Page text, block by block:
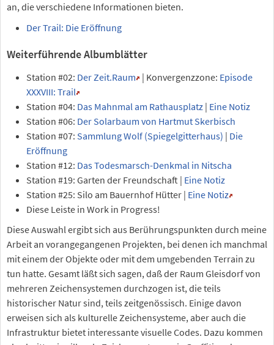
an, die verschiedene Informationen bieten.
Der Trail: Die Eröffnung
Weiterführende Albumblätter
Station #02: Der Zeit.Raum | Konvergenzzone: Episode
XXXVIII: Trail
Station #04: Das Mahnmal am Rathausplatz | Eine Notiz
Station #06: Der Solarbaum von Hartmut Skerbisch
Station #07: Sammlung Wolf (Spiegelgitterhaus) | Die
Eröffnung
Station #12: Das Todesmarsch-Denkmal in Nitscha
Station #19: Garten der Freundschaft | Eine Notiz
Station #25: Silo am Bauernhof Hütter | Eine Notiz
Diese Leiste in Work in Progress!
Diese Auswahl ergibt sich aus Berührungspunkten durch meine
Arbeit an vorangegangenen Projekten, bei denen ich manchmal
mit einem der Objekte oder mit dem umgebenden Terrain zu
tun hatte. Gesamt läßt sich sagen, daß der Raum Gleisdorf von
mehreren Zeichensystemen durchzogen ist, die teils
historischer Natur sind, teils zeitgenössisch. Einige davon
erweisen sich als kulturelle Zeichensysteme, aber auch die
Infrastruktur bietet interessante visuelle Codes. Dazu kommen